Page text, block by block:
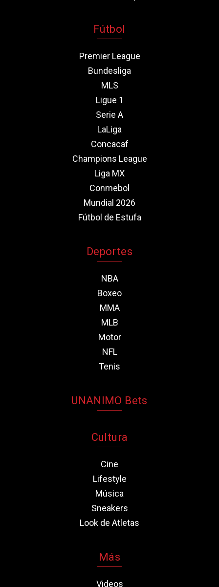
Fútbol
Premier League
Bundesliga
MLS
Ligue 1
Serie A
LaLiga
Concacaf
Champions League
Liga MX
Conmebol
Mundial 2026
Fútbol de Estufa
Deportes
NBA
Boxeo
MMA
MLB
Motor
NFL
Tenis
UNANIMO Bets
Cultura
Cine
Lifestyle
Música
Sneakers
Look de Atletas
Más
Videos